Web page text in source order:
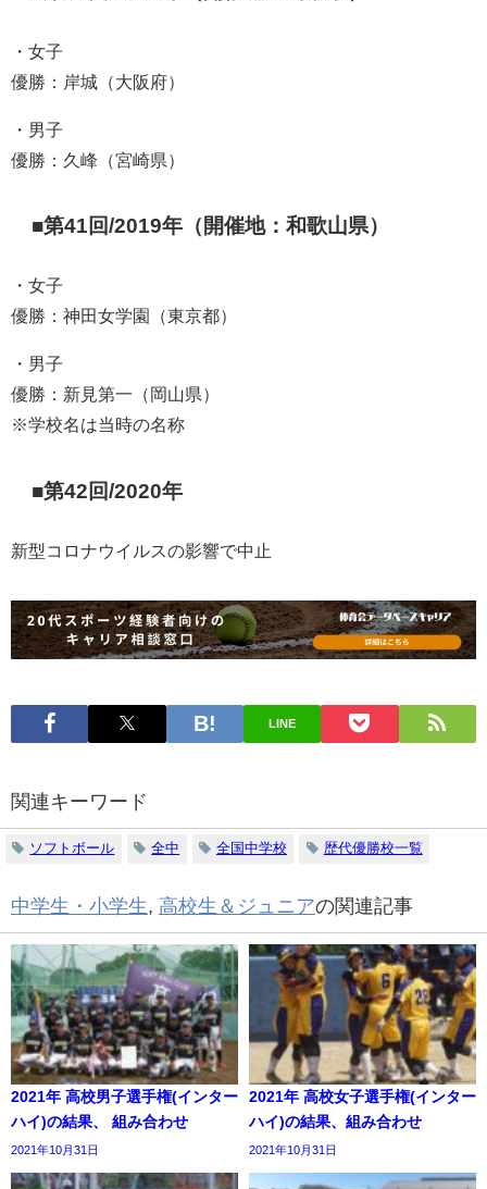
・女子
優勝：岸城（大阪府）
・男子
優勝：久峰（宮崎県）
■第41回/2019年（開催地：和歌山県）
・女子
優勝：神田女学園（東京都）
・男子
優勝：新見第一（岡山県）
※学校名は当時の名称
■第42回/2020年
新型コロナウイルスの影響で中止
LINE
関連キーワード
ソフトボール 全中 全国中学校 歴代優勝校一覧
中学生・小学生, 高校生＆ジュニアの関連記事
2021年 高校男子選手権(インター
ハイ)の結果、 組み合わせ
2021年10月31日
2021年 高校女子選手権(インター
ハイ)の結果、組み合わせ
2021年10月31日